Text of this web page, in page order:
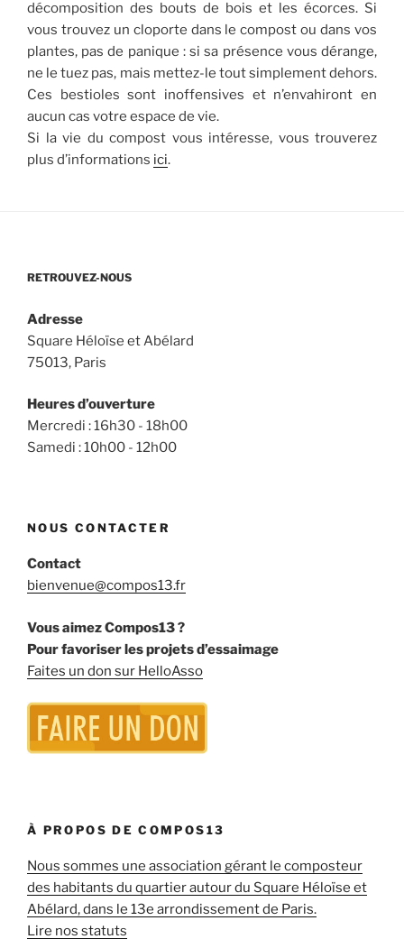
décomposition des bouts de bois et les écorces. Si
vous trouvez un cloporte dans le compost ou dans vos
plantes, pas de panique : si sa présence vous dérange,
ne le tuez pas, mais mettez-le tout simplement dehors.
Ces bestioles sont inoffensives et n’envahiront en
aucun cas votre espace de vie.
Si la vie du compost vous intéresse, vous trouverez
plus d’informations ici.
RETROUVEZ-NOUS
Adresse
Square Héloïse et Abélard
75013, Paris
Heures d’ouverture
Mercredi : 16h30 - 18h00
Samedi : 10h00 - 12h00
NOUS CONTACTER
Contact
bienvenue@compos13.fr
Vous aimez Compos13 ?
Pour favoriser les projets d’essaimage
Faites un don sur HelloAsso
À PROPOS DE COMPOS13
Nous sommes une association gérant le composteur
des habitants du quartier autour du Square Héloïse et
Abélard, dans le 13e arrondissement de Paris.
Lire nos statuts